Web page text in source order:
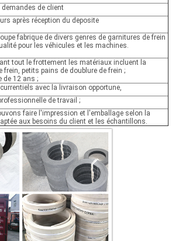
demandes de client
après réception du deposite
fabrique de divers genres de garnitures de frein
pour les véhicules et les machines.
tout le frottement les matériaux incluent la
frein, petits pains de doublure de frein ;
de 12 ans ;
avec la livraison opportune,
de travail ;
faire l'impression et l'emballage selon la
aux besoins du client et les échantillons.